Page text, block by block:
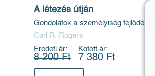
A létezés útján
Gondolatok a személyiség
fejlesztéséről
Carl R. Rogers
Eredeti ár:
8 200 Ft
Kötött ár:
7 380 Ft